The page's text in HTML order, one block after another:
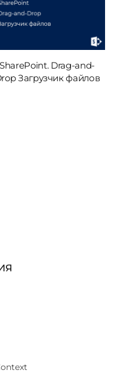
SharePoint. Drag-and-
Загрузчик файлов